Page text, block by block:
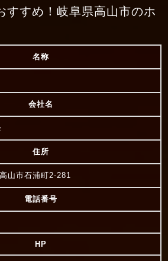
すすめ！岐阜県高山市のホ
名称
会社名
住所
山市石浦町2-281
電話番号
HP